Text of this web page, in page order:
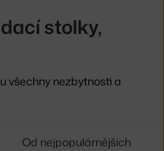
stolky,
všechny nezbytnosti a
Od nejpopulárnějších